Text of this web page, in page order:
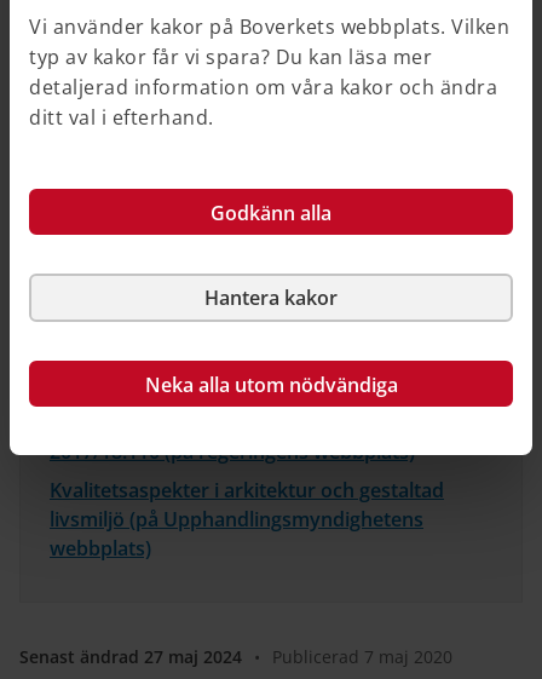
Vi använder kakor på Boverkets webbplats. Vilken
typ av kakor får vi spara? Du kan läsa mer
detaljerad information om våra kakor och ändra
ditt val i efterhand.
Godkänn alla
Hantera kakor
Neka alla utom nödvändiga
att se möjligheterna med lagen (2016:1145) om
offentlig upphandling, LOU.
Fördjupad information om olika
upphandlingsförfaranden finns på
Relaterad information
På andra webbplatser
2017/18:110 (på regeringens webbplats)
Kvalitetsaspekter i arkitektur och gestaltad
livsmiljö (på Upphandlingsmyndighetens
webbplats)
Senast ändrad 27 maj 2024 • Publicerad 7 maj 2020